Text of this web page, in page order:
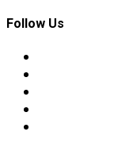
Follow Us